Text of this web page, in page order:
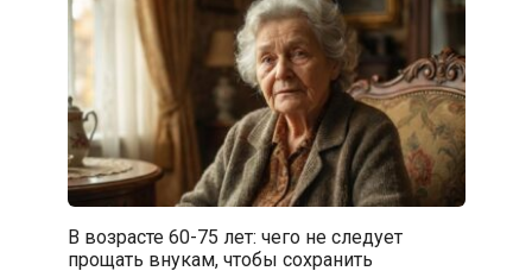
В возрасте 60-75 лет: чего не следует
прощать внукам, чтобы сохранить